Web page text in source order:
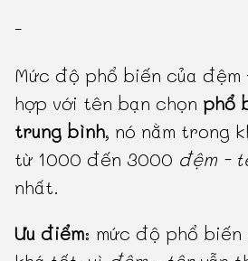
-
Mức độ phổ biến của
hợp với tên bạn chọn phổ
trung bình, nó nằm trong
từ 1000 đến 3000 đệm -
nhất.
Ưu điểm: mức độ phổ biến